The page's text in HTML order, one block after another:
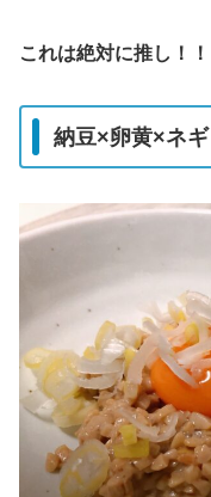
これは絶対に推し！！
納豆×卵黄×ネギ